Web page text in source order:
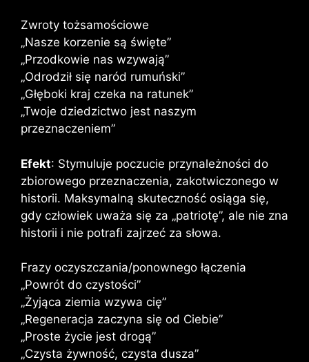
Zwroty tożsamościowe
„Nasze korzenie są święte”
„Przodkowie nas wzywają”
„Odrodził się naród rumuński”
„Głęboki kraj czeka na ratunek”
„Twoje dziedzictwo jest naszym
przeznaczeniem”
Efekt: Stymuluje poczucie przynależności do
zbiorowego przeznaczenia, zakotwiczonego w
historii. Maksymalną skuteczność osiąga się,
gdy człowiek uważa się za „patriotę”, ale nie zna
historii i nie potrafi zajrzeć za słowa.
Frazy oczyszczania/ponownego łączenia
„Powrót do czystości”
„Żyjąca ziemia wzywa cię”
„Regeneracja zaczyna się od Ciebie”
„Proste życie jest drogą”
„Czysta żywność, czysta dusza”